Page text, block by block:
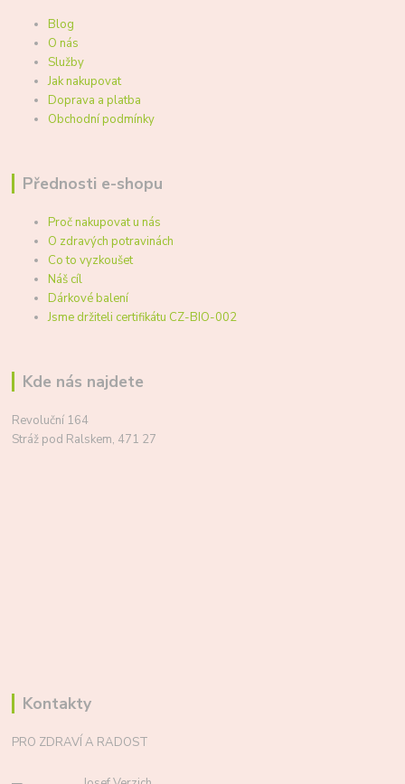
Blog
O nás
Služby
Jak nakupovat
Doprava a platba
Obchodní podmínky
Přednosti e-shopu
Proč nakupovat u nás
O zdravých potravinách
Co to vyzkoušet
Náš cíl
Dárkové balení
Jsme držiteli certifikátu CZ-BIO-002
Kde nás najdete
Revoluční 164
Stráž pod Ralskem, 471 27
Kontakty
PRO ZDRAVÍ A RADOST